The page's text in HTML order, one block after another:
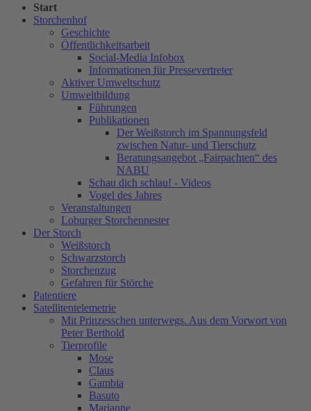
Start
Storchenhof
Geschichte
Öffentlichkeitsarbeit
Social-Media Infobox
Informationen für Pressevertreter
Aktiver Umweltschutz
Umweltbildung
Führungen
Publikationen
Der Weißstorch im Spannungsfeld
zwischen Natur- und Tierschutz
Beratungsangebot „Fairpachten“ des
NABU
Schau dich schlau! - Videos
Vogel des Jahres
Veranstaltungen
Loburger Storchennester
Der Storch
Weißstorch
Schwarzstorch
Storchenzug
Gefahren für Störche
Patentiere
Satellitentelemetrie
Mit Prinzesschen unterwegs. Aus dem Vorwort von
Peter Berthold
Tierprofile
Mose
Claus
Gambia
Basuto
Marianne